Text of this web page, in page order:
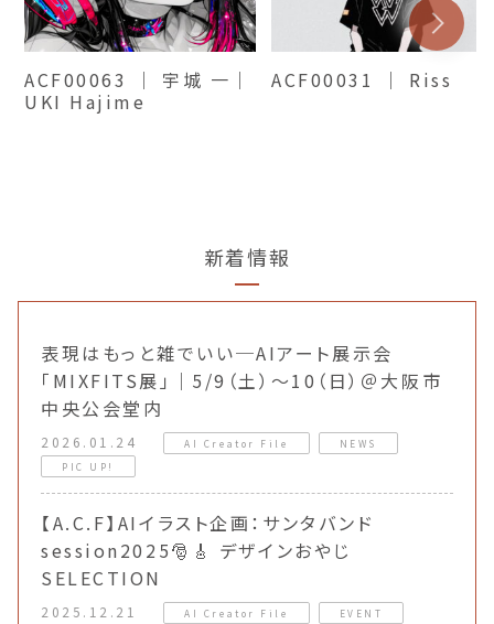
ACF00063 ｜ 宇城 一｜
UKI Hajime
ACF00031 ｜ Riss
新着情報
表現はもっと雑でいい─AIアート展示会
「MIXFITS展」｜5/9（土）〜10（日）＠大阪市
中央公会堂内
2026.01.24 AI Creator File
NEWS
PIC UP!
【A.C.F】AIイラスト企画：サンタバンド
session2025🎅🎸 デザインおやじ
SELECTION
2025.12.21 AI Creator File
EVENT